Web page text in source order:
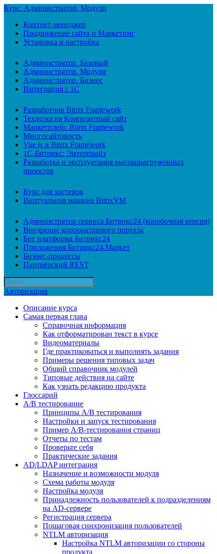
Курс: Администратор. Модули
Контент-менеджер
Продвижение сайта и Маркетинг
Установка и настройка
Администратор. Базовый
Администратор. Модули
Администратор. Бизнес
Интеграция с 1С
Разработчик Bitrix Framework
Технология Композитный сайт
Маркетплейс Bitrix Framework
Многосайтовость
Vue.js и Bitrix Framework
1С-Битрикс: Энтерпрайз
Разработка и эксплуатация высоконагруженных
проектов
Курс для хостеров
Виртуальная машина BitrixVM
Администратор сервиса Битрикс24 (коробочная версия)
Внедрение корпоративного портала
Бот платформа Битрикс24
Приложения Битрикс24.Маркет
Бизнес-процессы
Партнёрский REST
Авторизация
Описание курса
Самая первая глава
Справочная информация
Как отформатирован текст в курсе
Видеоматериалы
Где практиковаться и выполнять задания
Примеры решения типовых задач
Общий справочник модулей
Типовые действия на сайте
Как узнать редакцию продукта
Глоссарий
A/B тестирование
Принципы A/B тестирования
Настройки и запуск тестирования
Пример A/B-тестирования страниц
Отчеты по тестам
Проверьте себя
Практические задания
AD/LDAP интеграция
Назначение и возможности модуля
Схема работы модуля
Настройка модуля
Принадлежность пользователей к подразделениям
на AD-сервере
Регистрация сервера
Пошаговая синхронизация пользователей
NTLM авторизация
Настройка NTLM авторизации со стороны
продукта